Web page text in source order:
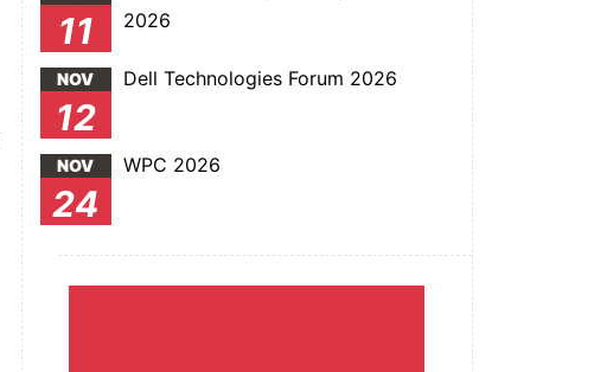
11
2026
NOV
12
Dell Technologies Forum 2026
NOV
24
WPC 2026